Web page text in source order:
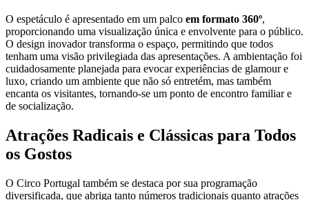
O espetáculo é apresentado em um palco em formato 360º,
proporcionando uma visualização única e envolvente para o público.
O design inovador transforma o espaço, permitindo que todos
tenham uma visão privilegiada das apresentações. A ambientação foi
cuidadosamente planejada para evocar experiências de glamour e
luxo, criando um ambiente que não só entretém, mas também
encanta os visitantes, tornando-se um ponto de encontro familiar e
de socialização.
Atrações Radicais e Clássicas para Todos
os Gostos
O Circo Portugal também se destaca por sua programação
diversificada, que abriga tanto números tradicionais quanto atrações